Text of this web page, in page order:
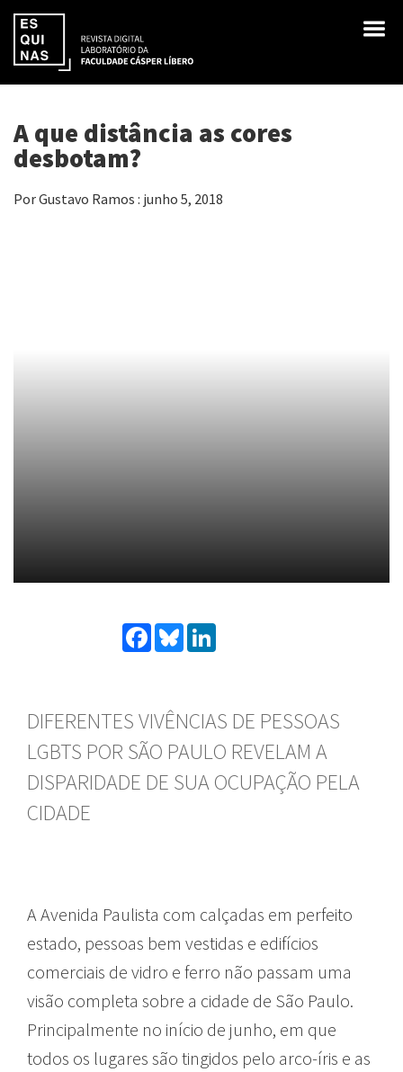
A que distância as cores
desbotam?
Por Gustavo Ramos : junho 5, 2018
Facebook
Bluesky
DIFERENTES VIVÊNCIAS DE PESSOAS
LGBTS POR SÃO PAULO REVELAM A
DISPARIDADE DE SUA OCUPAÇÃO PELA
CIDADE
A Avenida Paulista com calçadas em perfeito
estado, pessoas bem vestidas e edifícios
comerciais de vidro e ferro não passam uma
visão completa sobre a cidade de São Paulo.
Principalmente no início de junho, em que
todos os lugares são tingidos pelo arco-íris e as